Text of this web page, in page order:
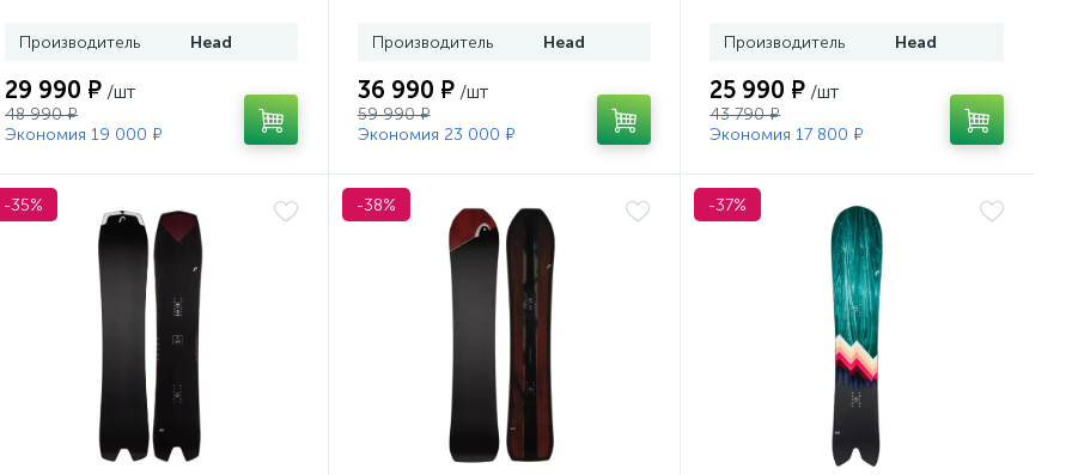
Производитель Head
29 990 ₽ /шт
48 990 ₽
Экономия 19 000 ₽
Производитель Head
36 990 ₽ /шт
59 990 ₽
Экономия 23 000 ₽
Производитель Head
25 990 ₽ /шт
43 790 ₽
Экономия 17 800 ₽
-35% -38% -37%